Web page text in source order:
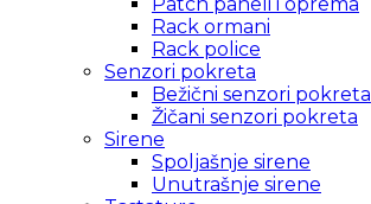
Rack ormani
Rack police
Senzori pokreta
Bežični senzori pokreta
Žičani senzori pokreta
Sirene
Spoljašnje sirene
Unutrašnje sirene